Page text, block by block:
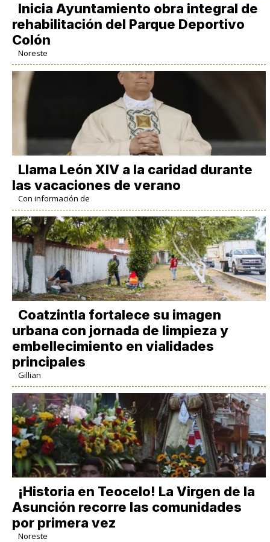
Inicia Ayuntamiento obra integral de
rehabilitación del Parque Deportivo
Colón
Noreste
Llama León XIV a la caridad durante
las vacaciones de verano
Con información de
Coatzintla fortalece su imagen
urbana con jornada de limpieza y
embellecimiento en vialidades
principales
Gillian
​¡Historia en Teocelo! La Virgen de la
Asunción recorre las comunidades
por primera vez
Noreste